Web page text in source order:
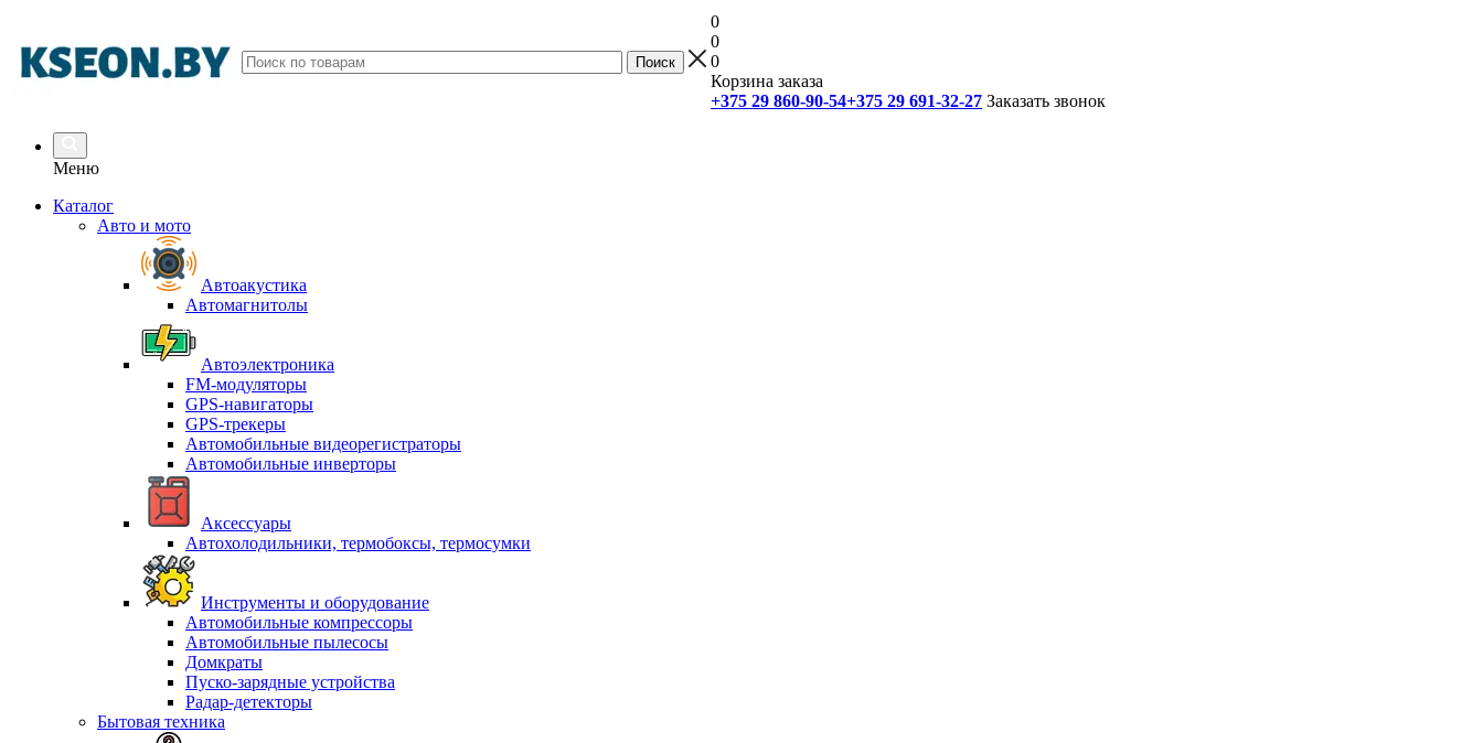
0
0
0
Корзина заказа
+375 29 860-90-54+375 29 691-32-27 Заказать звонок
Меню
Каталог
Авто и мото
Автоакустика
Автомагнитолы
Автоэлектроника
FM-модуляторы
GPS-навигаторы
GPS-трекеры
Автомобильные видеорегистраторы
Автомобильные инверторы
Аксессуары
Автохолодильники, термобоксы, термосумки
Инструменты и оборудование
Автомобильные компрессоры
Автомобильные пылесосы
Домкраты
Пуско-зарядные устройства
Радар-детекторы
Бытовая техника